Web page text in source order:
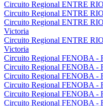
Circuito Regional ENTRE
Circuito Regional ENTRE
Circuito Regional ENTRE
Victoria
Circuito Regional ENTRE
Victoria
Circuito Regional FENOBA -
Circuito Regional FENOBA -
Circuito Regional FENOBA -
Circuito Regional FENOBA -
Circuito Regional FENOBA -
Circuito Regional FENOBA -